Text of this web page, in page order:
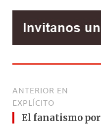
ANTERIOR EN
EXPLÍCITO
El fanatismo por